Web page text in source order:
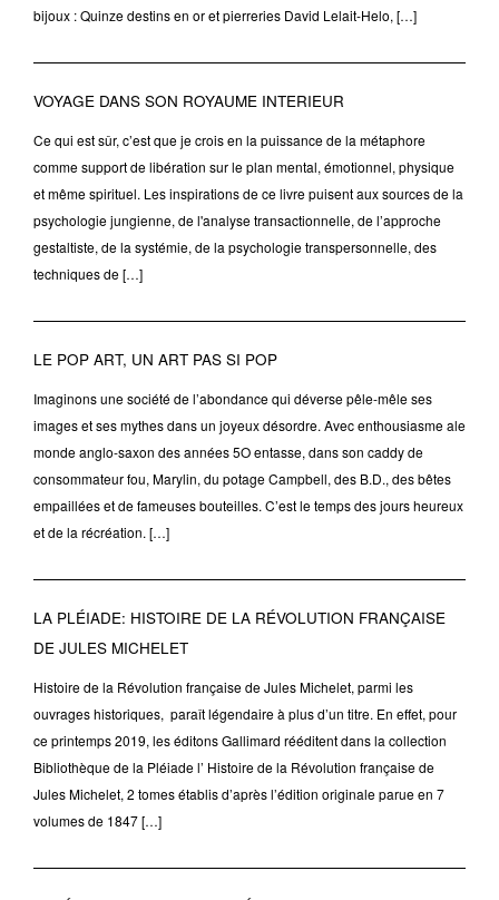
bijoux : Quinze destins en or et pierreries David Lelait-Helo, […]
VOYAGE DANS SON ROYAUME INTERIEUR
Ce qui est sûr, c’est que je crois en la puissance de la métaphore
comme support de libération sur le plan mental, émotionnel, physique
et même spirituel. Les inspirations de ce livre puisent aux sources de la
psychologie jungienne, de l'analyse transactionnelle, de l’approche
gestaltiste, de la systémie, de la psychologie transpersonnelle, des
techniques de […]
LE POP ART, UN ART PAS SI POP
Imaginons une société de l’abondance qui déverse pêle-mêle ses
images et ses mythes dans un joyeux désordre. Avec enthousiasme ale
monde anglo-saxon des années 5O entasse, dans son caddy de
consommateur fou, Marylin, du potage Campbell, des B.D., des bêtes
empaillées et de fameuses bouteilles. C’est le temps des jours heureux
et de la récréation. […]
LA PLÉIADE: HISTOIRE DE LA RÉVOLUTION FRANÇAISE
DE JULES MICHELET
Histoire de la Révolution française de Jules Michelet, parmi les
ouvrages historiques, paraît légendaire à plus d’un titre. En effet, pour
ce printemps 2019, les éditons Gallimard rééditent dans la collection
Bibliothèque de la Pléiade l’ Histoire de la Révolution française de
Jules Michelet, 2 tomes établis d’après l’édition originale parue en 7
volumes de 1847 […]